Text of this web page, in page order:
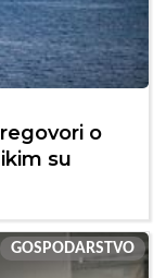
o
su
GOSPODARSTVO